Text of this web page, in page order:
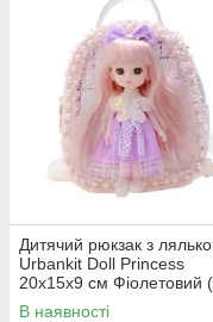
Дитячий рюкзак з
Urbankit Doll Princess
20x15x9 см Фіолетовий
020-VL)
В наявності